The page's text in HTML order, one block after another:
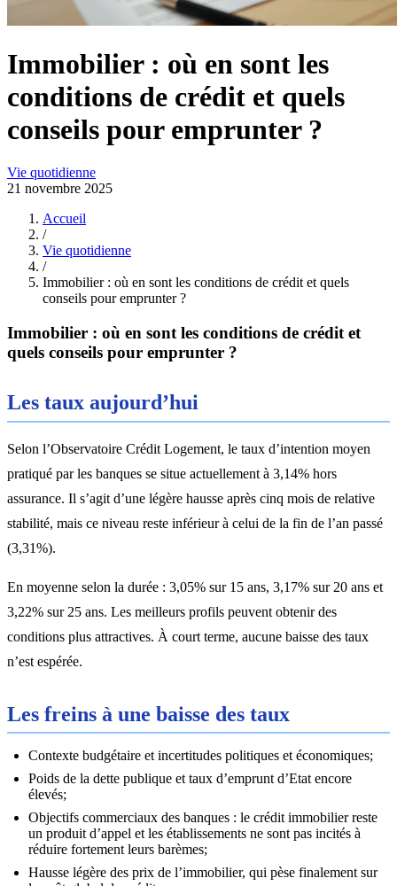
Immobilier : où en sont les
conditions de crédit et quels
conseils pour emprunter ?
Vie quotidienne
21 novembre 2025
Accueil
/
Vie quotidienne
/
Immobilier : où en sont les conditions de crédit et quels
conseils pour emprunter ?
Immobilier : où en sont les conditions de crédit et
quels conseils pour emprunter ?
Les taux aujourd’hui
Selon l’Observatoire Crédit Logement, le taux d’intention moyen
pratiqué par les banques se situe actuellement à 3,14% hors
assurance. Il s’agit d’une légère hausse après cinq mois de relative
stabilité, mais ce niveau reste inférieur à celui de la fin de l’an passé
(3,31%).
En moyenne selon la durée : 3,05% sur 15 ans, 3,17% sur 20 ans et
3,22% sur 25 ans. Les meilleurs profils peuvent obtenir des
conditions plus attractives. À court terme, aucune baisse des taux
n’est espérée.
Les freins à une baisse des taux
Contexte budgétaire et incertitudes politiques et économiques;
Poids de la dette publique et taux d’emprunt d’Etat encore
élevés;
Objectifs commerciaux des banques : le crédit immobilier reste
un produit d’appel et les établissements ne sont pas incités à
réduire fortement leurs barèmes;
Hausse légère des prix de l’immobilier, qui pèse finalement sur